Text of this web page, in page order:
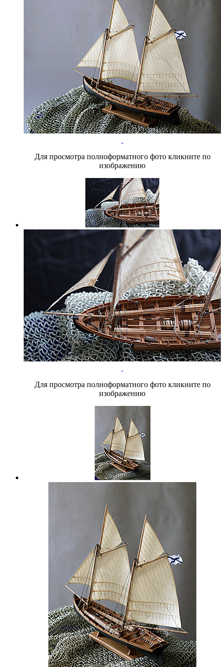
Для просмотра полноформатного фото кликните по
изображению
Для просмотра полноформатного фото кликните по
изображению